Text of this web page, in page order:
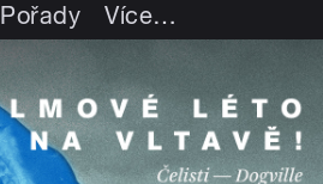
Pořady Více…